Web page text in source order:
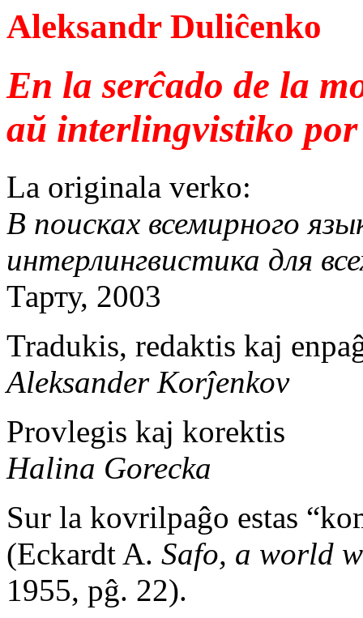
Aleksandr Duliĉenko
En la serĉado de la
aŭ interlingvistiko
La originala verko:
В поисках всемирного
интерлингвистика для
Тарту, 2003
Tradukis, redaktis kaj
Aleksander Korĵenkov
Provlegis kaj korektis
Halina Gorecka
Sur la kovrilpaĝo estas
(Eckardt A. Safo, a world
1955, pĝ. 22).